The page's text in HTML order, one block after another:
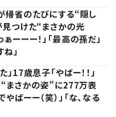
帰省のたびにする“隠し
見つけた“まさかの光
ーーー！」「最高の孫だ」
」
17歳息子「やばー！！」
まさかの姿”に277万表
ばーー（笑）」「な、なる